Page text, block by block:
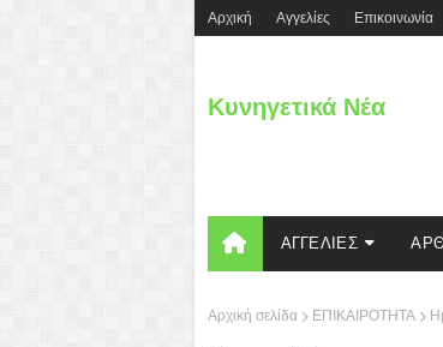
Aρχική Αγγελίες Επικοινωνία
Κυνηγετικά Νέα
ΑΓΓΕΛΙΕΣ
Αρχική σελίδα ΕΠΙΚΑΙΡΟΤΗΤΑ